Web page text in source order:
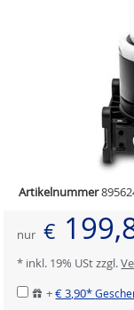
Artikelnummer
nur €
* inkl. 19% USt zzgl.
+€ 3,90*